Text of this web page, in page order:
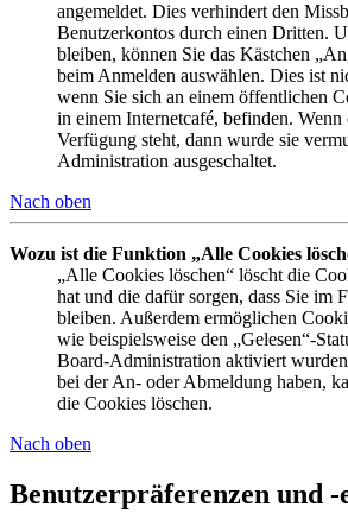
angemeldet. Dies verhindert den
Benutzerkontos durch einen Dritten.
bleiben, können Sie das Kästchen
beim Anmelden auswählen. Dies ist
wenn Sie sich an einem öffentlichen
in einem Internetcafé, befinden.
Verfügung steht, dann wurde sie
Administration ausgeschaltet.
Nach oben
Wozu ist die Funktion „Alle Cookies
„Alle Cookies löschen“ löscht die
hat und die dafür sorgen, dass Sie im
bleiben. Außerdem ermöglichen
wie beispielsweise den „Gelesen“-
Board-Administration aktiviert
bei der An- oder Abmeldung haben,
die Cookies löschen.
Nach oben
Benutzerpräferenzen und -